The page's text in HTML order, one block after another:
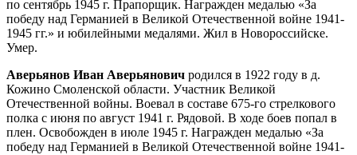
по сентябрь 1945 г. Прапорщик. Награжден медалью «За
победу над Германией в Великой Отечественной войне 1941-
1945 гг.» и юбилейными медалями. Жил в Новороссийске.
Умер.
Аверьянов Иван Аверьянович родился в 1922 году в д.
Кожино Смоленской области. Участник Великой
Отечественной войны. Воевал в составе 675-го стрелкового
полка с июня по август 1941 г. Рядовой. В ходе боев попал в
плен. Освобожден в июле 1945 г. Награжден медалью «За
победу над Германией в Великой Отечественной войне 1941-